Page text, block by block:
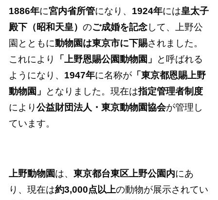
1886年に宮内省所管になり、 1924年には皇太子
殿下（昭和天皇） のご成婚を記念して、上野公
園とともに動物園は東京市に下賜されました。
これにより
「上野恩賜公園動物園」
と呼ばれる
ようになり、 1947年に名称が「東京都恩賜上野
動物園」
となりました。現在は指定管理者制度
により公益財団法人・東京動物園協会が管理し
ています。
上野動物園は、 東京都台東区上野公園内にあ
り、現在は約3,000点以上の動物が展示されてい